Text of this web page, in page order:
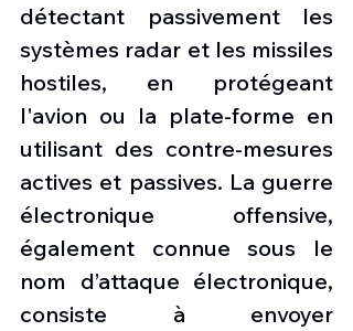
détectant passivement les
systèmes radar et les missiles
hostiles, en protégeant
l'avion ou la plate-forme en
utilisant des contre-mesures
actives et passives. La guerre
électronique offensive,
également connue sous le
nom d’attaque électronique,
consiste à envoyer